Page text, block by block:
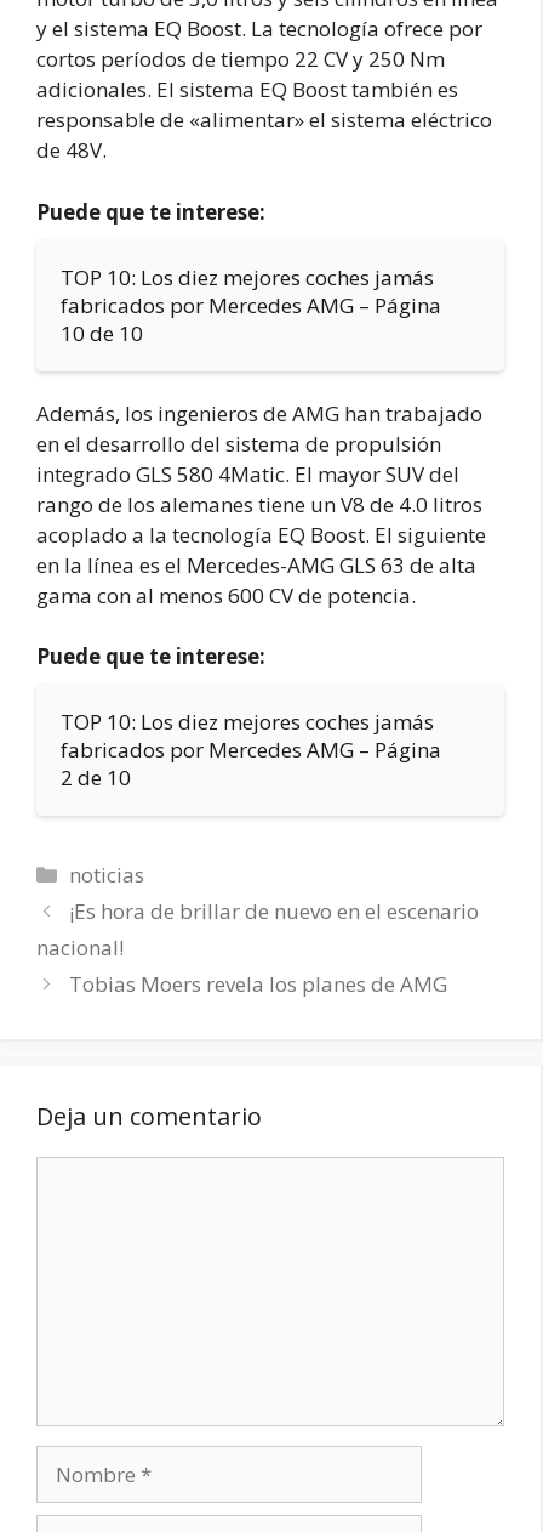
y el sistema EQ Boost. La tecnología ofrece por
cortos períodos de tiempo 22 CV y 250 Nm
adicionales. El sistema EQ Boost también es
responsable de «alimentar» el sistema eléctrico
de 48V.
Puede que te interese:
TOP 10: Los diez mejores coches jamás
fabricados por Mercedes AMG – Página
10 de 10
Además, los ingenieros de AMG han trabajado
en el desarrollo del sistema de propulsión
integrado GLS 580 4Matic. El mayor SUV del
rango de los alemanes tiene un V8 de 4.0 litros
acoplado a la tecnología EQ Boost. El siguiente
en la línea es el Mercedes-AMG GLS 63 de alta
gama con al menos 600 CV de potencia.
Puede que te interese:
TOP 10: Los diez mejores coches jamás
fabricados por Mercedes AMG – Página
2 de 10
Categorías
noticias
¡Es hora de brillar de nuevo en el escenario
nacional!
Tobias Moers revela los planes de AMG
Deja un comentario